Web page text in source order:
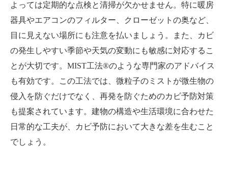
よっては定期的な点検と清掃が欠かせません。特に暖房
器具やエアコンのフィルター、クローゼットの奥など、
目に見えない場所にも注意を払いましょう。また、カビ
の発生しやすい季節や天気の変動にも敏感に対応するこ
とが大切です。MIST工法®のような専門家のアドバイス
も有効です。この工法では、微粒子のミストが微生物の
侵入を防ぐだけでなく、再発を防ぐためのカビ予防対策
も提案されています。建物の構造や生活環境に合わせた
日常的な工夫が、カビ予防において大きな差を生むこと
でしょう。